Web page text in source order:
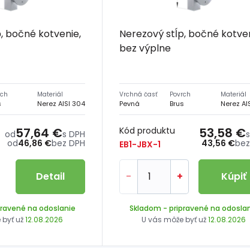
bočné kotvenie,
Materiál
Nerez AISI 304
od46,86 €bez DPH
od57,64 €s DPH
Detail
na odoslanie
byť už12.08.2026
Nerezový stĺp, bočné
bez výplne
Vrchná časť
Pevná
Povrch
Brus
Materiál
Nerez
Kód produktu
EB1-JBX-1
43,56 €
53,58 €
- + Kúpiť
Skladom - pripravené na
U vás môže byť už12.08.2026